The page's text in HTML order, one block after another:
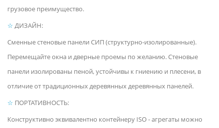
грузовое преимущество.
☆ ДИЗАЙН:
Сменные стеновые панели СИП (структурно-изолированные).
Перемещайте окна и дверные проемы по желанию. Стеновые
панели изолированы пеной, устойчивы к гниению и плесени, в
отличие от традиционных деревянных деревянных панелей.
☆ ПОРТАТИВНОСТЬ:
Конструктивно эквивалентно контейнеру ISO - агрегаты можно